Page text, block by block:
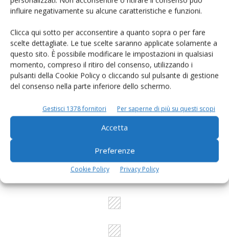
influire negativamente su alcune caratteristiche e funzioni.
Clicca qui sotto per acconsentire a quanto sopra o per fare
scelte dettagliate. Le tue scelte saranno applicate solamente a
questo sito. È possibile modificare le impostazioni in qualsiasi
momento, compreso il ritiro del consenso, utilizzando i
pulsanti della Cookie Policy o cliccando sul pulsante di gestione
del consenso nella parte inferiore dello schermo.
Gestisci 1378 fornitori Per saperne di più su questi scopi
Accetta
Preferenze
Cookie Policy Privacy Policy
Catalogo Aziende e Prodotti
Un modo semplice per cercare un'azienda o un
prodotto!
Cerca adesso
L'Esperto risponde
Cerca adesso